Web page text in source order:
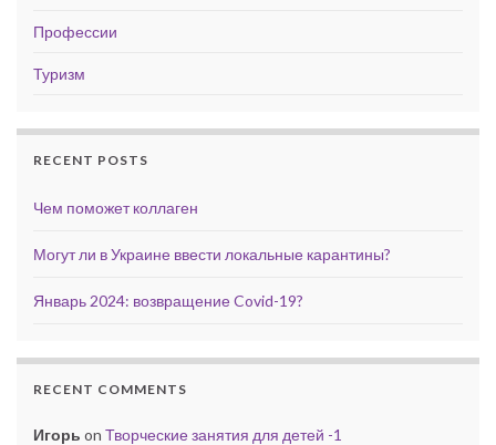
Профессии
Туризм
RECENT POSTS
Чем поможет коллаген
Могут ли в Украине ввести локальные карантины?
Январь 2024: возвращение Covid-19?
RECENT COMMENTS
Игорь on Творческие занятия для детей -1